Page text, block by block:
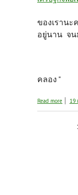
ของเราน
อยู่นา
"บ้า
คลอง "
Read more 19